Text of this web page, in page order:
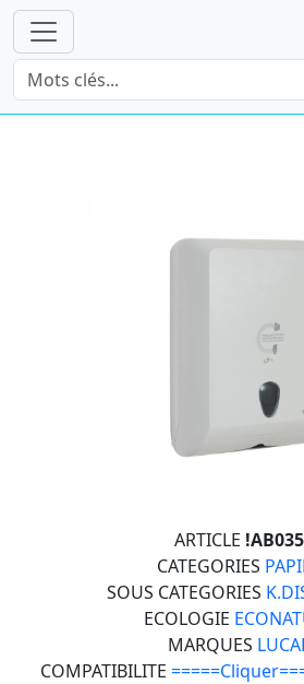
ARTICLE
CATEGORIES
SOUS CATEGORIES
ECOLOGIE
MARQUES
COMPATIBILITE